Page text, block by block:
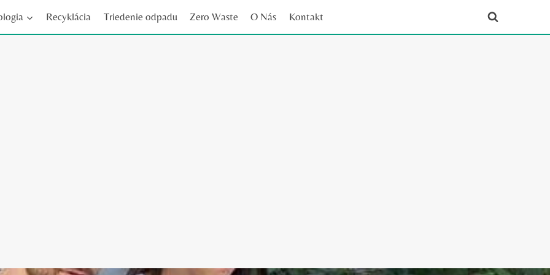
Recyklácia Triedenie odpadu Zero Waste O Nás Kontakt